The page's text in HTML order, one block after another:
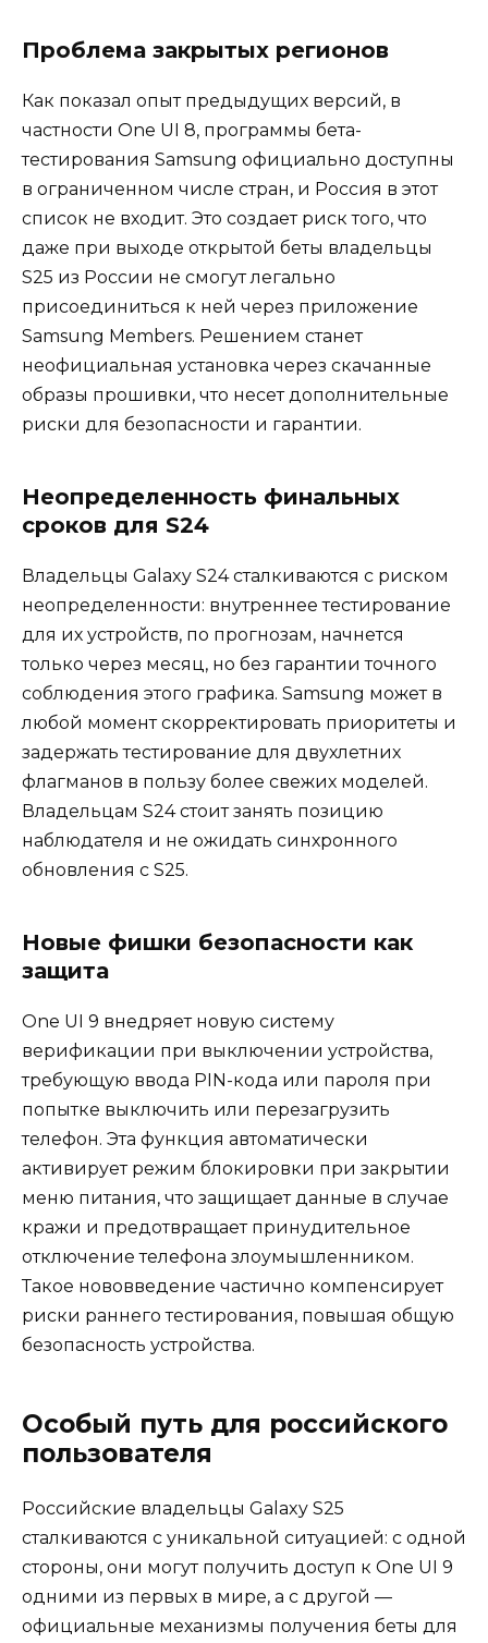
Проблема закрытых регионов
Как показал опыт предыдущих версий, в
частности One UI 8, программы бета-
тестирования Samsung официально доступны
в ограниченном числе стран, и Россия в этот
список не входит. Это создает риск того, что
даже при выходе открытой беты владельцы
S25 из России не смогут легально
присоединиться к ней через приложение
Samsung Members. Решением станет
неофициальная установка через скачанные
образы прошивки, что несет дополнительные
риски для безопасности и гарантии.
Неопределенность финальных
сроков для S24
Владельцы Galaxy S24 сталкиваются с риском
неопределенности: внутреннее тестирование
для их устройств, по прогнозам, начнется
только через месяц, но без гарантии точного
соблюдения этого графика. Samsung может в
любой момент скорректировать приоритеты и
задержать тестирование для двухлетних
флагманов в пользу более свежих моделей.
Владельцам S24 стоит занять позицию
наблюдателя и не ожидать синхронного
обновления с S25.
Новые фишки безопасности как
защита
One UI 9 внедряет новую систему
верификации при выключении устройства,
требующую ввода PIN-кода или пароля при
попытке выключить или перезагрузить
телефон. Эта функция автоматически
активирует режим блокировки при закрытии
меню питания, что защищает данные в случае
кражи и предотвращает принудительное
отключение телефона злоумышленником.
Такое нововведение частично компенсирует
риски раннего тестирования, повышая общую
безопасность устройства.
Особый путь для российского
пользователя
Российские владельцы Galaxy S25
сталкиваются с уникальной ситуацией: с одной
стороны, они могут получить доступ к One UI 9
одними из первых в мире, а с другой —
официальные механизмы получения беты для